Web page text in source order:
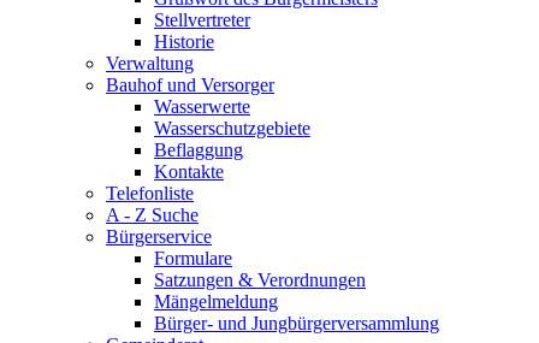
Stellvertreter
Historie
Verwaltung
Bauhof und Versorger
Wasserwerte
Wasserschutzgebiete
Beflaggung
Kontakte
Telefonliste
A - Z Suche
Bürgerservice
Formulare
Satzungen & Verordnungen
Mängelmeldung
Bürger- und Jungbürgerversammlung